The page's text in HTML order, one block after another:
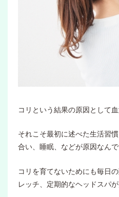
コリという結果の原因として
それこそ最初に述べた生活習
合い、睡眠、などが原因なんで
コリを育てないためにも毎日
レッチ、定期的なヘッドスパが